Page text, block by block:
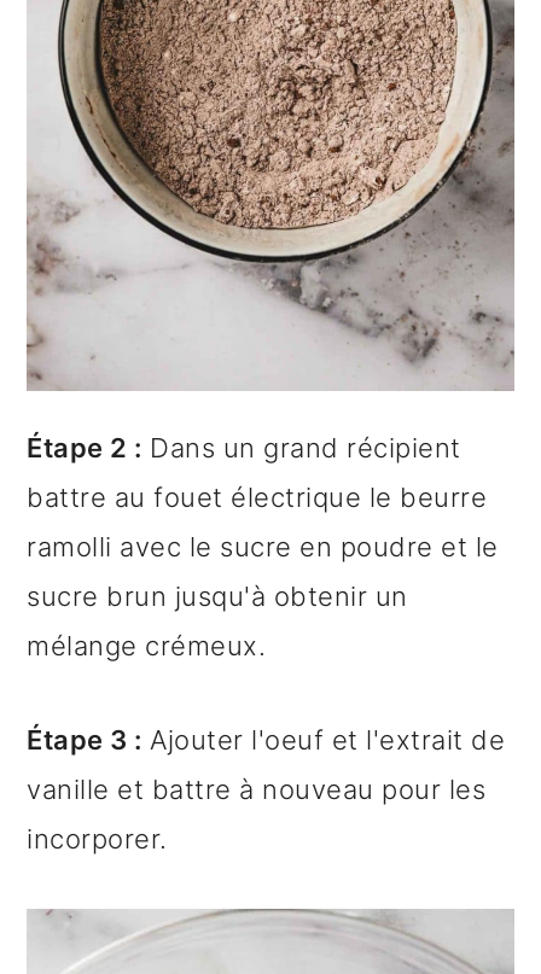
Étape 2 : Dans un grand récipient
battre au fouet électrique le beurre
ramolli avec le sucre en poudre et le
sucre brun jusqu'à obtenir un
mélange crémeux.
Étape 3 : Ajouter l'oeuf et l'extrait de
vanille et battre à nouveau pour les
incorporer.